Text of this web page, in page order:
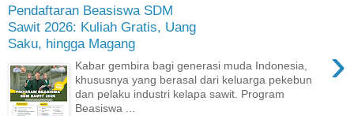
Pendaftaran Beasiswa SDM
Sawit 2026: Kuliah Gratis, Uang
Saku, hingga Magang
›
Kabar gembira bagi generasi muda Indonesia,
khususnya yang berasal dari keluarga pekebun
dan pelaku industri kelapa sawit. Program
Beasiswa ...